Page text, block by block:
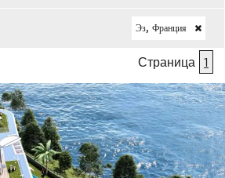
Эз, Франция
Страница 1